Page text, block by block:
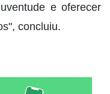
e oferecer
concluiu.